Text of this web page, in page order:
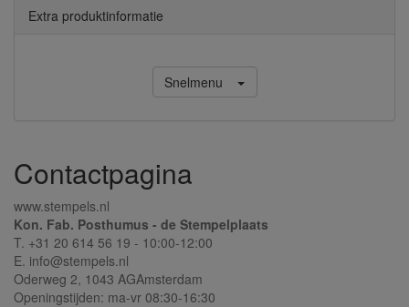
Extra produktinformatie
Snelmenu
Contactpagina
www.stempels.nl
Kon. Fab. Posthumus - de Stempelplaats
T. +31 20 614 56 19 - 10:00-12:00
E. info@stempels.nl
Oderweg 2, 1043 AGAmsterdam
Openingstijden: ma-vr 08:30-16:30